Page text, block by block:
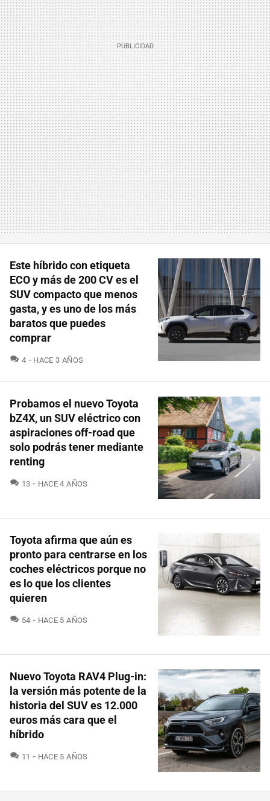
Este híbrido con etiqueta
ECO y más de 200 CV es el
SUV compacto que menos
gasta, y es uno de los más
baratos que puedes
comprar
4 COMENTARIOS
HACE 3 AÑOS
Probamos el nuevo Toyota
bZ4X, un SUV eléctrico con
aspiraciones off-road que
solo podrás tener mediante
renting
13 COMENTARIOS
HACE 4 AÑOS
Toyota afirma que aún es
pronto para centrarse en los
coches eléctricos porque no
es lo que los clientes
quieren
54 COMENTARIOS
HACE 5 AÑOS
Nuevo Toyota RAV4 Plug-in:
la versión más potente de la
historia del SUV es 12.000
euros más cara que el
híbrido
11 COMENTARIOS
HACE 5 AÑOS